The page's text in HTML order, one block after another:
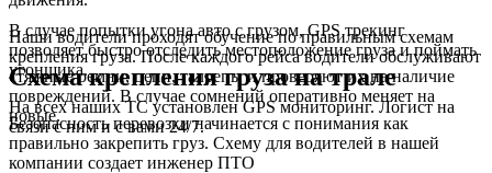
Наши водители проходят обучение по правильным схемам
крепления груза. После каждого рейса водители обслуживают
стяжные ремни, цепи, талрепы и проверяют их на наличие
повреждений. В случае сомнений оперативно меняет на
новые.
В случае попытки угона авто с грузом, GPS трекинг
позволяет быстро отследить местоположение груза и поймать
угонщика.
На всех наших ТС установлен GPS мониторинг. Логист на
связи с ним и с вами 24/7.
Схема крепления груза на трале
Безопасность перевозки начинается с понимания как
правильно закрепить груз. Схему для водителей в нашей
компании создает инженер ПТО